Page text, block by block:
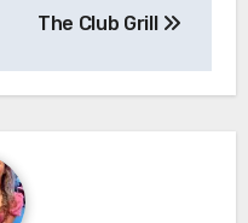
The Club Grill